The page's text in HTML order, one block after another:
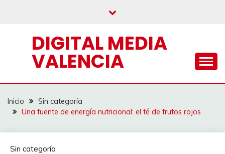
DIGITAL MEDIA
VALENCIA
Inicio
Sin categoría
Una fuente de energía nutricional: el té de frutos rojos
Sin categoría